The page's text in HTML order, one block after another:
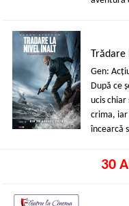
Gen:
După ce
ucis chiar
crima, iar
încearcă
30